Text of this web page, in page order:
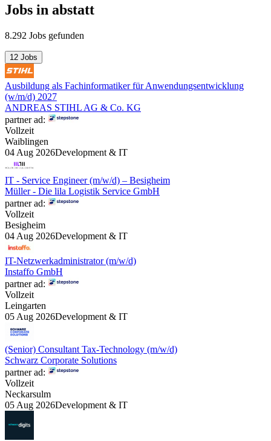
Jobs in abstatt
8.292 Jobs gefunden
12 Jobs
Ausbildung als Fachinformatiker für Anwendungsentwicklung
(w/m/d) 2027
ANDREAS STIHL AG & Co. KG
partner ad:
Vollzeit
Waiblingen
04 Aug 2026Development & IT
IT - Service Engineer (m/w/d) – Besigheim
Müller - Die lila Logistik Service GmbH
partner ad:
Vollzeit
Besigheim
04 Aug 2026Development & IT
IT-Netzwerkadministrator (m/w/d)
Instaffo GmbH
partner ad:
Vollzeit
Leingarten
05 Aug 2026Development & IT
(Senior) Consultant Tax-Technology (m/w/d)
Schwarz Corporate Solutions
partner ad:
Vollzeit
Neckarsulm
05 Aug 2026Development & IT